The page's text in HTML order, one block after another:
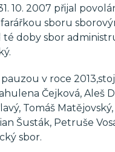
10. 2007 přijal
sboru
té doby sbor
v roce
Čejková, Aleš
Tomáš
Šusták, Petruše
sbor.